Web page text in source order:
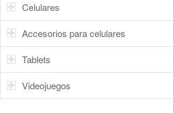
Celulares
Accesorios para celulares
Tablets
Videojuegos